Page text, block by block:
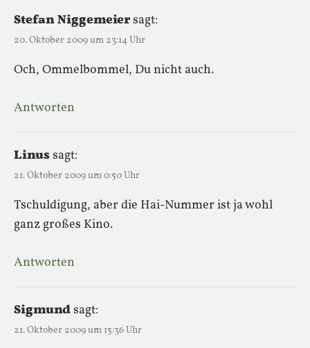
Stefan Niggemeiersagt:
20. Oktober 2009 um 23:14 Uhr
Och, Ommelbommel, Du nicht auch.
Antworten
Linussagt:
21. Oktober 2009 um 0:50 Uhr
Tschuldigung, aber die Hai-Nummer ist ja wohl
ganz großes Kino.
Antworten
Sigmundsagt:
21. Oktober 2009 um 15:36 Uhr